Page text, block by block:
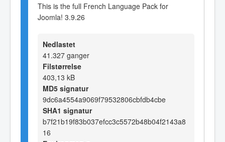
This is the full French Language Pack for
Joomla! 3.9.26
Nedlastet
41.327 ganger
Filstørrelse
403,13 kB
MD5 signatur
9dc6a4554a9069f79532806cbfdb4cbe
SHA1 signatur
b7f21b19f83b037efcc3c5572b48b04f2143a8
16